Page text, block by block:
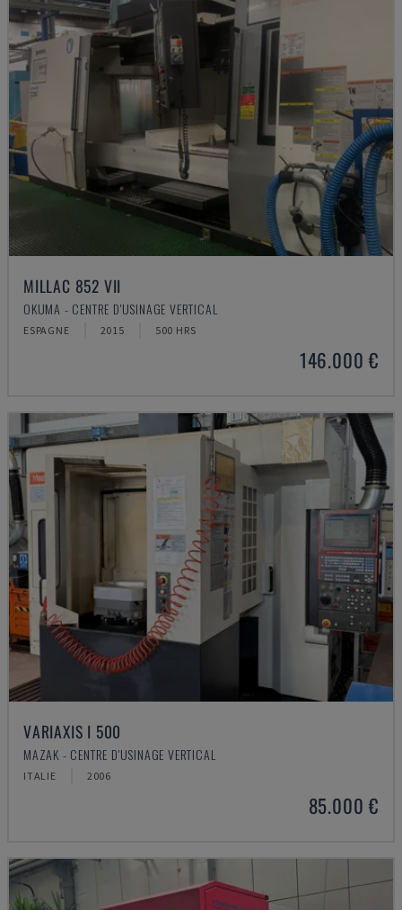
MILLAC 852 VII
OKUMA - CENTRE D'USINAGE VERTICAL
ESPAGNE 2015 500 HRS
146.000 €
VARIAXIS I 500
MAZAK - CENTRE D'USINAGE VERTICAL
ITALIE 2006
85.000 €